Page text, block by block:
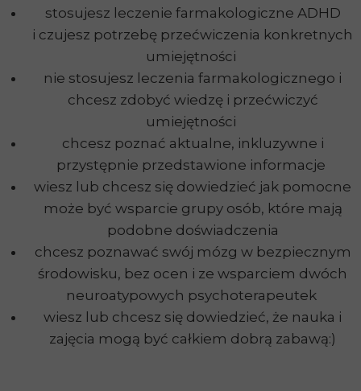
stosujesz leczenie farmakologiczne ADHD
i czujesz potrzebę przećwiczenia konkretnych
umiejętności
nie stosujesz leczenia farmakologicznego i
chcesz zdobyć wiedzę i przećwiczyć
umiejętności
chcesz poznać aktualne, inkluzywne i
przystępnie przedstawione informacje
wiesz lub chcesz się dowiedzieć jak pomocne
może być wsparcie grupy osób, które mają
podobne doświadczenia
chcesz poznawać swój mózg w bezpiecznym
środowisku, bez ocen i ze wsparciem dwóch
neuroatypowych psychoterapeutek
wiesz lub chcesz się dowiedzieć, że nauka i
zajęcia mogą być całkiem dobrą zabawą:)